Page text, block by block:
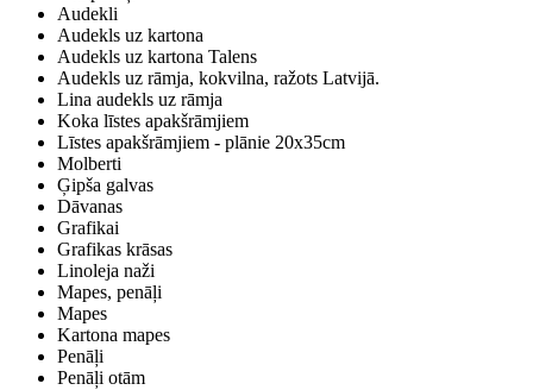
Audekli
Audekls uz kartona
Audekls uz kartona Talens
Audekls uz rāmja, kokvilna, ražots Latvijā.
Lina audekls uz rāmja
Koka līstes apakšrāmjiem
Līstes apakšrāmjiem - plānie 20x35cm
Molberti
Ģipša galvas
Dāvanas
Grafikai
Grafikas krāsas
Linoleja naži
Mapes, penāļi
Mapes
Kartona mapes
Penāļi
Penāļi otām